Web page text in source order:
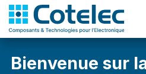
Bienvenue sur